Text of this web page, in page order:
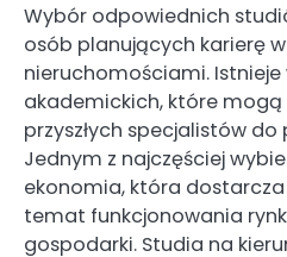
Wybór odpowiednich
osób planujących karierę
nieruchomościami. Istnieje
akademickich, które
przyszłych specjalistów
Jednym z najczęściej
ekonomia, która
temat funkcjonowania
gospodarki. Studia na